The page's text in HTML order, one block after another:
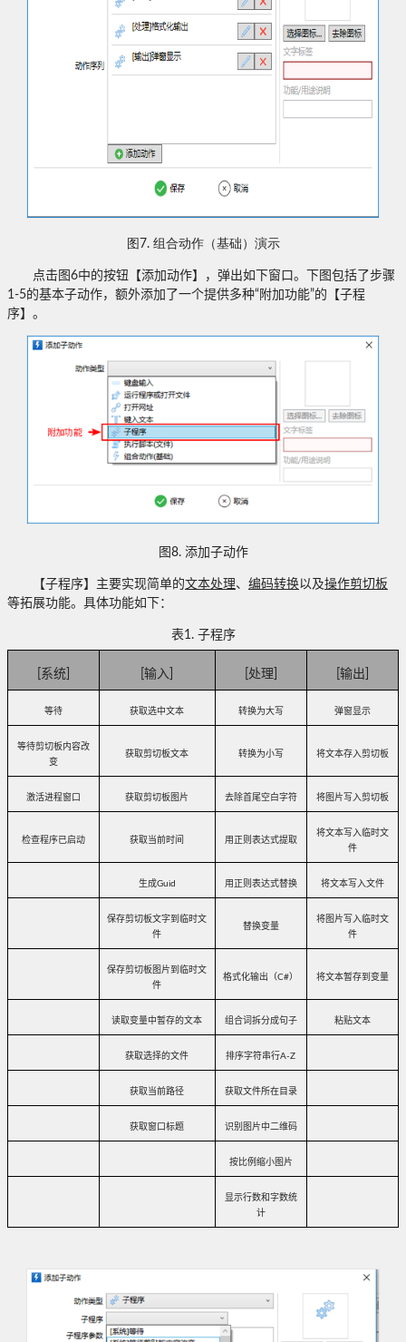
图7. 组合动作（基础）演示
点击图6中的按钮【添加动作】，弹出如下窗口。下图包括了步骤
1-5的基本子动作，额外添加了一个提供多种“附加功能”的【子程
序】。
图8. 添加子动作
【子程序】主要实现简单的文本处理、 编码转换以及操作剪切板
等拓展功能。具体功能如下：
表1. 子程序
系统 [输入 处理 输出
等待 获取选中文本 转换为大写 弹窗显示
等待剪切板内容改
变
获取剪切板文本 转换为小写 将文本存入剪切板
激活进程窗口 获取剪切板图片 去除首尾空白字符 将图片写入剪切板
检查程序已启动 获取当前时间 用正则表达式提取
将文本写入临时文
件
生成Guid 用正则表达式替换 将文本写入文件
保存剪切板文字到临时文
件
替换变量
将图片写入临时文
件
保存剪切板图片到临时文
件
格式化输出（C#） 将文本暂存到变量
读取变量中暂存的文本 组合词拆分成句子 粘贴文本
获取选择的文件 排序字符串行A-Z
获取当前路径 获取文件所在目录
获取窗口标题 识别图片中二维码
按比例缩小图片
显示行数和字数统
计